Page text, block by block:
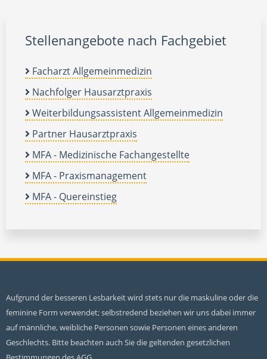
Stellenangebote nach Fachgebiet
Facharzt Allgemeinmedizin
Nachfolger Hausarztpraxis
Weiterbildungsassistent Allgemeinmedizin
Partner Hausarztpraxis
MFA - Medizinische Fachangestellte
MFA - Praxismanagement
MFA - Quereinstieg
Aufgrund der besseren Lesbarkeit wird stets nur die maskuline oder die
feminine Form verwendet; selbstredend beziehen wir uns dabei immer
auf männliche, weibliche Personen sowie Personen eines anderen
Geschlechts. Bitte beachten auch Sie die geltenden gesetzlichen